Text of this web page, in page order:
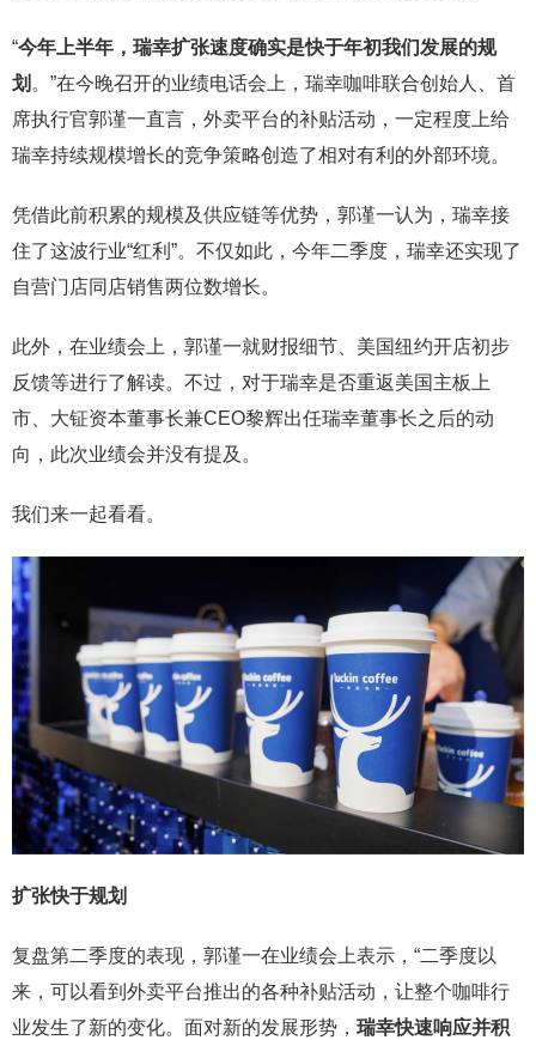
“今年上半年，瑞幸扩张速度确实是快于年初我们发展的规
划 。”在今晚召开的业绩电话会上，瑞幸咖啡联合创始人、首
席执行官郭谨一直言，外卖平台的补贴活动，一定程度上给
瑞幸持续规模增长的竞争策略创造了相对有利的外部环境。
凭借此前积累的规模及供应链等优势，郭谨一认为，瑞幸接
住了这波行业“红利”。不仅如此，今年二季度，瑞幸还实现了
自营门店同店销售两位数增长。
此外，在业绩会上，郭谨一就财报细节、美国纽约开店初步
反馈等进行了解读。不过，对于瑞幸是否重返美国主板上
市、大钲资本董事长兼CEO黎辉出任瑞幸董事长之后的动
向，此次业绩会并没有提及。
我们来一起看看。
扩张快于规划
复盘第二季度的表现，郭谨一在业绩会上表示，“二季度以
来，可以看到外卖平台推出的各种补贴活动，让整个咖啡行
业发生了新的变化。面对新的发展形势， 瑞幸快速响应并积